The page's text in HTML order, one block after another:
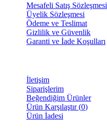
Mesafeli Satış Sözleşmesi
Üyelik Sözleşmesi
Ödeme ve Teslimat
Gizlilik ve Güvenlik
Garanti ve İade Koşulları
İletişim
Siparişlerim
Beğendiğim Ürünler
Ürün Karşılaştır (0)
Ürün İadesi